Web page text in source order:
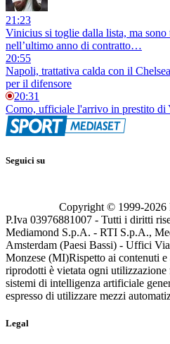
21:23
Vinicius si toglie dalla lista, ma
nell’ultimo anno di contratto…
20:55
Napoli, trattativa calda con il
per il difensore
20:31
Como, ufficiale l'arrivo in prestito di
Seguici su
Copyright © 1999-2026
P.Iva 03976881007 - Tutti i diritti
Mediamond S.p.A. - RTI S.p.A.,
Amsterdam (Paesi Bassi) - Uffici
Monzese (MI)Rispetto ai contenuti
riprodotti è vietata ogni utilizzazione
sistemi di intelligenza artificiale
espresso di utilizzare mezzi
Legal